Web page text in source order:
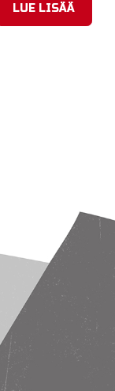
LUE LISÄÄ